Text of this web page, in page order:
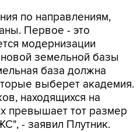
по направлениям,
Первое - это
модернизации
земельной базы
база должна
выберет академия.
находящихся на
превышает тот размер
- заявил Плутник.